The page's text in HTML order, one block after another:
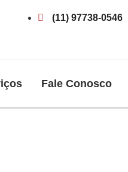
(11) 97738-0546
Fale Conosco